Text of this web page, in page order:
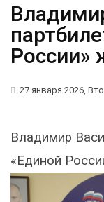
России»
27 января 2026,
Владимир
«Единой